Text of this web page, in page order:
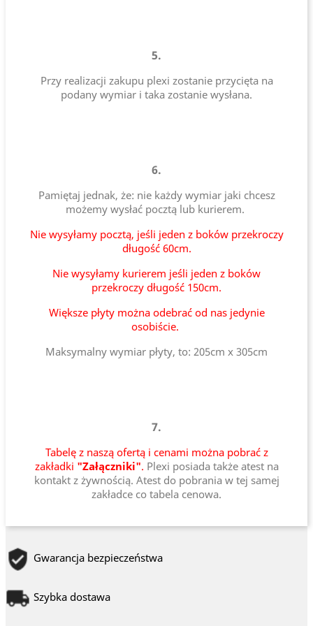
5.
Przy realizacji zakupu plexi zostanie przycięta na
podany wymiar i taka zostanie wysłana.
6.
Pamiętaj jednak, że: nie każdy wymiar jaki chcesz
możemy wysłać pocztą lub kurierem.
Nie wysyłamy pocztą, jeśli jeden z boków przekroczy
długość 60cm.
Nie wysyłamy kurierem jeśli jeden z boków
przekroczy długość 150cm.
Większe płyty można odebrać od nas jedynie
osobiście.
Maksymalny wymiar płyty, to: 205cm x 305cm
7.
Tabelę z naszą ofertą i cenami można pobrać z
zakładki "Załączniki". Plexi posiada także atest na
kontakt z żywnością. Atest do pobrania w tej samej
zakładce co tabela cenowa.
Gwarancja bezpieczeństwa
Szybka dostawa